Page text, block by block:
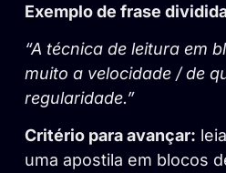
Exemplo de frase
“A técnica de leitura em
muito a velocidade / de
regularidade.”
Critério para avançar:
uma apostila em blocos